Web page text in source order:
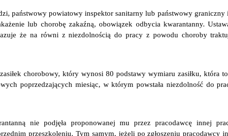
państwowy powiatowy inspektor sanitarny lub państwowy graniczny
lub chorobę zakaźną, obowiązek odbycia kwarantanny.
że na równi z niezdolnością do pracy z powodu choroby
chorobowy, który wynosi 80 podstawy wymiaru zasiłku, która
poprzedzających miesiąc, w którym powstała niezdolność do
nie podjęła proponowanej mu przez pracodawcę innej
przeszkoleniu. Tym samym, jeżeli po zgłoszeniu pracodawcy